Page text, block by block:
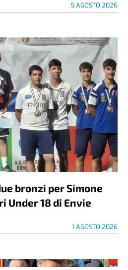
5 AGOSTO 2026
bronzi per Simone
Under 18 di Envie
1 AGOSTO 2026